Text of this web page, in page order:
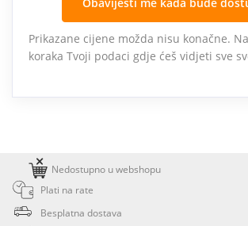
Prikazane cijene možda nisu konačne.
koraka Tvoji podaci gdje ćeš vidjeti sve
Nedostupno u webshopu
Plati na rate
Besplatna dostava